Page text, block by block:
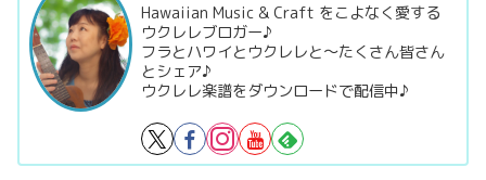
Hawaiian Music & Craft をこよなく愛する
ウクレレブロガー♪
フラとハワイとウクレレと～たくさん皆さん
とシェア♪
ウクレレ楽譜をダウンロードで配信中♪